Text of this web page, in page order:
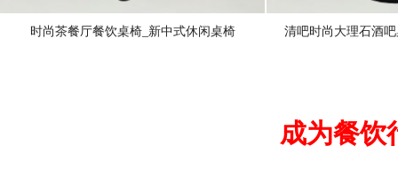
时尚茶餐厅餐饮桌椅_新中式休闲桌椅 清吧时尚大理石酒
成为餐饮